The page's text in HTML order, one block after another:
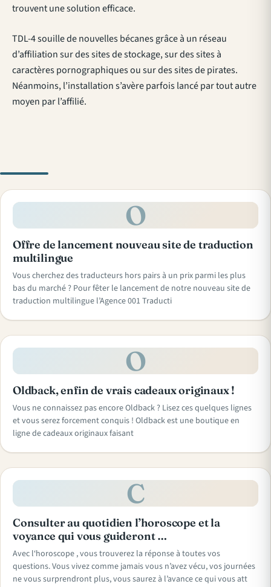
trouvent une solution efficace.
TDL-4 souille de nouvelles bécanes grâce à un réseau
d’affiliation sur des sites de stockage, sur des sites à
caractères pornographiques ou sur des sites de pirates.
Néanmoins, l’installation s’avère parfois lancé par tout autre
moyen par l’affilié.
O
Offre de lancement nouveau site de traduction
multilingue
Vous cherchez des traducteurs hors pairs à un prix parmi les plus
bas du marché ? Pour fêter le lancement de notre nouveau site de
traduction multilingue l’Agence 001 Traducti
O
Oldback, enfin de vrais cadeaux originaux !
Vous ne connaissez pas encore Oldback ? Lisez ces quelques lignes
et vous serez forcement conquis ! Oldback est une boutique en
ligne de cadeaux originaux faisant
C
Consulter au quotidien l’horoscope et la
voyance qui vous guideront …
Avec l‘horoscope , vous trouverez la réponse à toutes vos
questions. Vous vivez comme jamais vous n’avez vécu, vos journées
ne vous surprendront plus, vous saurez à l’avance ce qui vous att